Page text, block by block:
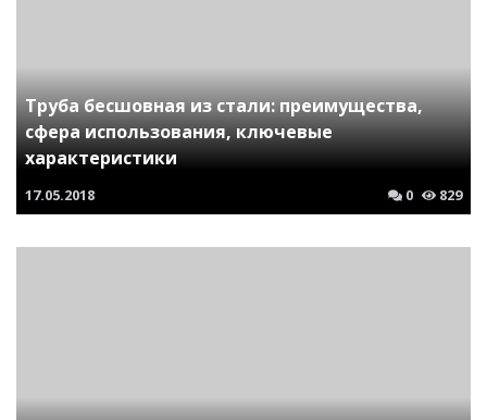
Труба бесшовная из стали: преимущества,
сфера использования, ключевые
характеристики
17.05.2018 0 829